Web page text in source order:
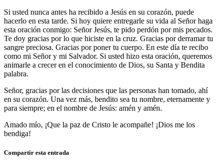
Si usted nunca antes ha recibido a Jesús en su corazón, puede
hacerlo en esta tarde. Si hoy quiere entregarle su vida al Señor haga
esta oración conmigo: Señor Jesús, te pido perdón por mis pecados.
Te doy gracias por lo que hiciste en la cruz. Gracias por derramar tu
sangre preciosa. Gracias por poner tu cuerpo. En este día te recibo
como mi Señor y mi Salvador. Si usted hizo esta oración, queremos
animarle a crecer en el conocimiento de Dios, su Santa y Bendita
palabra.
Señor, gracias por las decisiones que las personas han tomado, ahí
en su corazón. Una vez más, bendito sea tu nombre, eternamente y
para siempre; en el nombre de Jesús: amén y amén.
Amado mío, ¡Que la paz de Cristo le acompañe! ¡Dios me los
bendiga!
Compartir esta entrada